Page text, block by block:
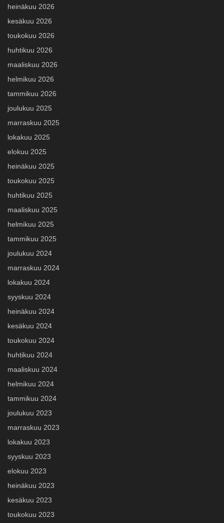
heinäkuu 2026
kesäkuu 2026
toukokuu 2026
huhtikuu 2026
maaliskuu 2026
helmikuu 2026
tammikuu 2026
joulukuu 2025
marraskuu 2025
lokakuu 2025
elokuu 2025
heinäkuu 2025
toukokuu 2025
huhtikuu 2025
maaliskuu 2025
helmikuu 2025
tammikuu 2025
joulukuu 2024
marraskuu 2024
lokakuu 2024
syyskuu 2024
heinäkuu 2024
kesäkuu 2024
toukokuu 2024
huhtikuu 2024
maaliskuu 2024
helmikuu 2024
tammikuu 2024
joulukuu 2023
marraskuu 2023
lokakuu 2023
syyskuu 2023
elokuu 2023
heinäkuu 2023
kesäkuu 2023
toukokuu 2023